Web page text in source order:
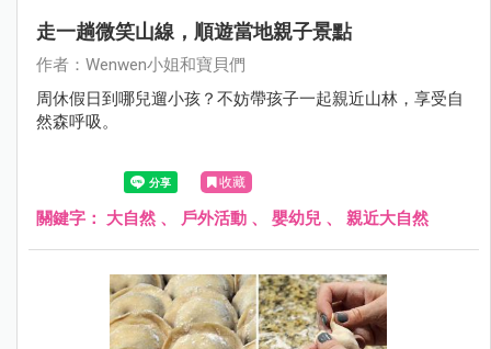
走一趟微笑山線，順遊當地親子景點
作者：Wenwen小姐和寶貝們
周休假日到哪兒遛小孩？不妨帶孩子一起親近山林，享受自
然森呼吸。
收藏
關鍵字： 大自然 、 戶外活動 、 嬰幼兒 、 親近大自然